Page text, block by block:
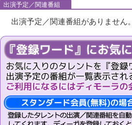
出演予定／関連番組
出演予定／関連番組がありません。